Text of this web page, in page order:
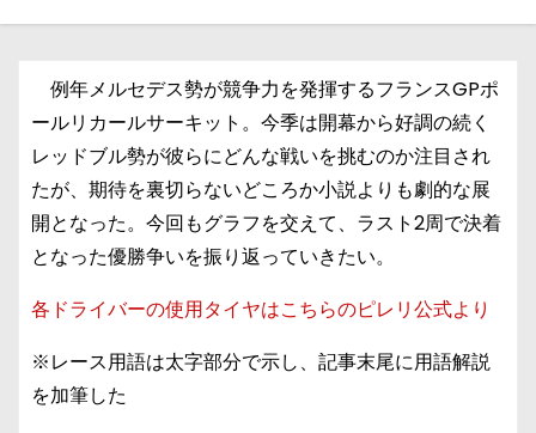
例年メルセデス勢が競争力を発揮するフランスGPポ
ールリカールサーキット。今季は開幕から好調の続く
レッドブル勢が彼らにどんな戦いを挑むのか注目され
たが、期待を裏切らないどころか小説よりも劇的な展
開となった。今回もグラフを交えて、ラスト2周で決着
となった優勝争いを振り返っていきたい。
各ドライバーの使用タイヤはこちらのピレリ公式より
※レース用語は太字部分で示し、記事末尾に用語解説
を加筆した